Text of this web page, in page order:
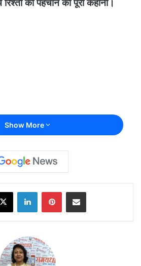
की पहचान की पूरी कहानी।
Show More
X LinkedInPinterestShare via Email